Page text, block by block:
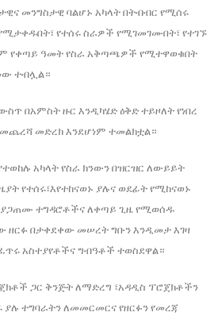
መንግስታዊ ባልሆኑ አካላት በትብብር የሚሰሩ
የተሰሩ ስራዎች የሚገመገሙበት፣ የተገኙ
የቀጣይ ዓመት የስራ አቅጣጫዎች የሚተዋወቁበት
ተብሏል።
በአምስት ዙር እንዲካሄድ ዕቅድ ተይዞለት የነበረ
መድረክ እንደሆነም ተመልክቷል።
አካላት የስራ ክንውን በዝርዝር ለውይይት
የተሰሩ፣እየተከናወኑ ያሉና ወደፊት የሚከናወኑ
ተግዳሮቶችና ለቀጣይ ጊዜ የሚወሰዱ
በታቀደቀው መሠረት ግቡን እንዲመታ እገዛ
አስተያየቶችና ግብዓቶች ተወስደዋል።
ጋር ቅንጅት ለማድረግ ፣አዳዲስ ፕሮጀክቶችን
ያሉ ተግባራትን ለመመርመርና የዘርፉን የመረጃ